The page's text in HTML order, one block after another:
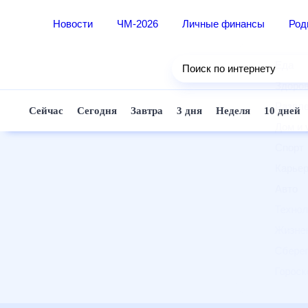
Новости ЧМ-2026 Личные финансы
Поиск по интернету
Сейчас Сегодня Завтра 3 дня Неделя 10